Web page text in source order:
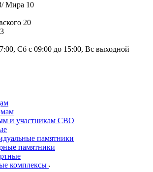
Мира 10
20
Сб с 09:00 до 15:00, Вс выходной
и участникам СВО
памятники
памятники
комплексы